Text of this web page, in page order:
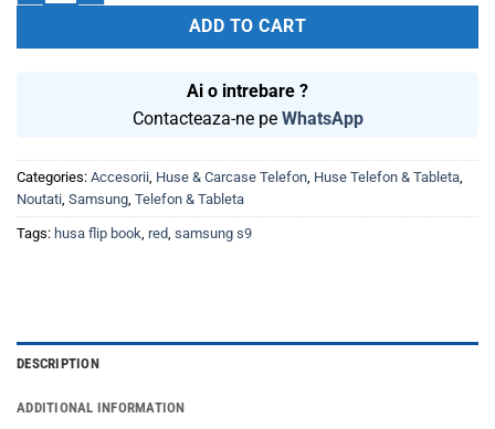
ADD TO CART
Ai o intrebare ?
Contacteaza-ne pe WhatsApp
Categories: Accesorii, Huse & Carcase Telefon, Huse Telefon & Tableta,
Noutati, Samsung, Telefon & Tableta
Tags: husa flip book, red, samsung s9
DESCRIPTION
ADDITIONAL INFORMATION